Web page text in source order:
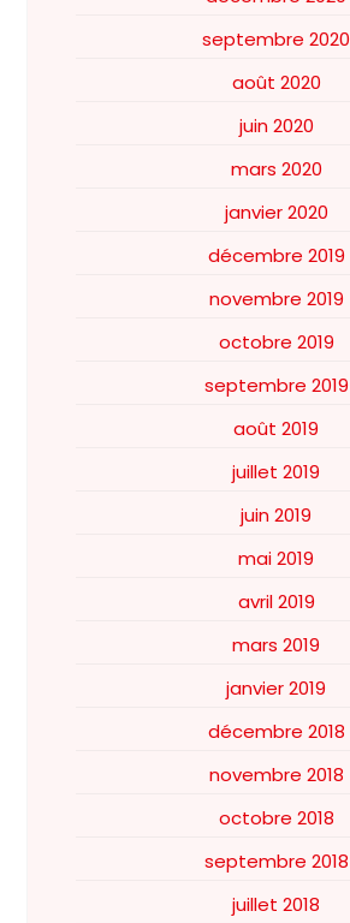
septembre 2020
août 2020
juin 2020
mars 2020
janvier 2020
décembre 2019
novembre 2019
octobre 2019
septembre 2019
août 2019
juillet 2019
juin 2019
mai 2019
avril 2019
mars 2019
janvier 2019
décembre 2018
novembre 2018
octobre 2018
septembre 2018
juillet 2018